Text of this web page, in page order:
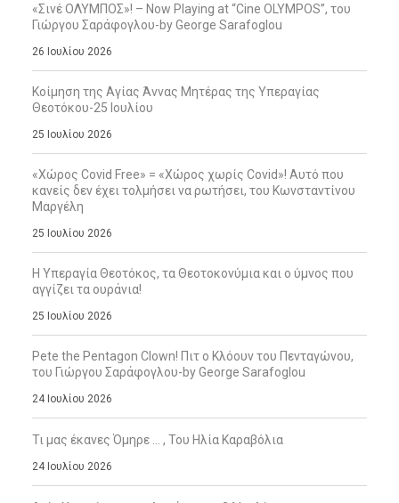
«Σινέ ΟΛΥΜΠΟΣ»! – Now Playing at “Cine OLYMPOS”, του
Γιώργου Σαράφογλου-by George Sarafoglou
26 Ιουλίου 2026
Κοίμηση της Αγίας Άννας Μητέρας της Υπεραγίας
Θεοτόκου-25 Ιουλίου
25 Ιουλίου 2026
«Χώρος Covid Free» = «Χώρος χωρίς Covid»! Αυτό που
κανείς δεν έχει τολμήσει να ρωτήσει, του Κωνσταντίνου
Μαργέλη
25 Ιουλίου 2026
Η Υπεραγία Θεοτόκος, τα Θεοτοκονύμια και ο ύμνος που
αγγίζει τα ουράνια!
25 Ιουλίου 2026
Pete the Pentagon Clown! Πιτ ο Κλόουν του Πενταγώνου,
του Γιώργου Σαράφογλου-by George Sarafoglou
24 Ιουλίου 2026
Τι μας έκανες Όμηρε … , Του Ηλία Καραβόλια
24 Ιουλίου 2026